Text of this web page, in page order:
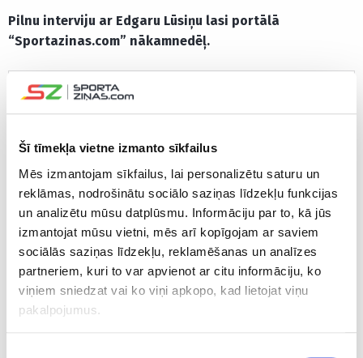
Šī tīmekļa vietne izmanto sīkfailus
Mēs izmantojam sīkfailus, lai personalizētu saturu un
reklāmas, nodrošinātu sociālo saziņas līdzekļu funkcijas
un analizētu mūsu datplūsmu. Informāciju par to, kā jūs
izmantojat mūsu vietni, mēs arī kopīgojam ar saviem
sociālās saziņas līdzekļu, reklamēšanas un analīzes
partneriem, kuri to var apvienot ar citu informāciju, ko
viņiem sniedzat vai ko viņi apkopo, kad lietojat viņu
pakalpojumus.
Pilnu interviju ar Edgaru Lūsiņu lasi portālā
“Sportazinas.com” nākamnedēļ.